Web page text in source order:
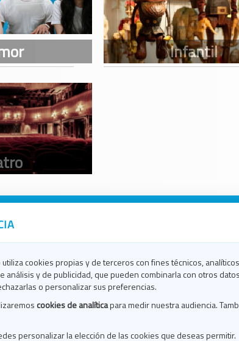
cookies propias y de terceros con fines técnicos,
análisis y de publicidad, que pueden combinarla con otros
o personalizar sus preferencias.
cookies de analíticapara medir nuestra audiencia.
personalizar la elección de las cookies que deseas permitir.
Ocio en Lugo
Ocio en Ourense
Ocio en Santiago